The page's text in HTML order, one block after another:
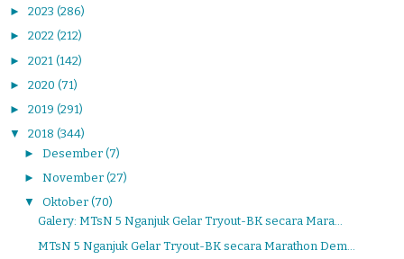
► 2023 (286)
► 2022 (212)
► 2021 (142)
► 2020 (71)
► 2019 (291)
▼ 2018 (344)
► Desember (7)
► November (27)
▼ Oktober (70)
Galery: MTsN 5 Nganjuk Gelar Tryout-BK secara Mara...
MTsN 5 Nganjuk Gelar Tryout-BK secara Marathon Dem...